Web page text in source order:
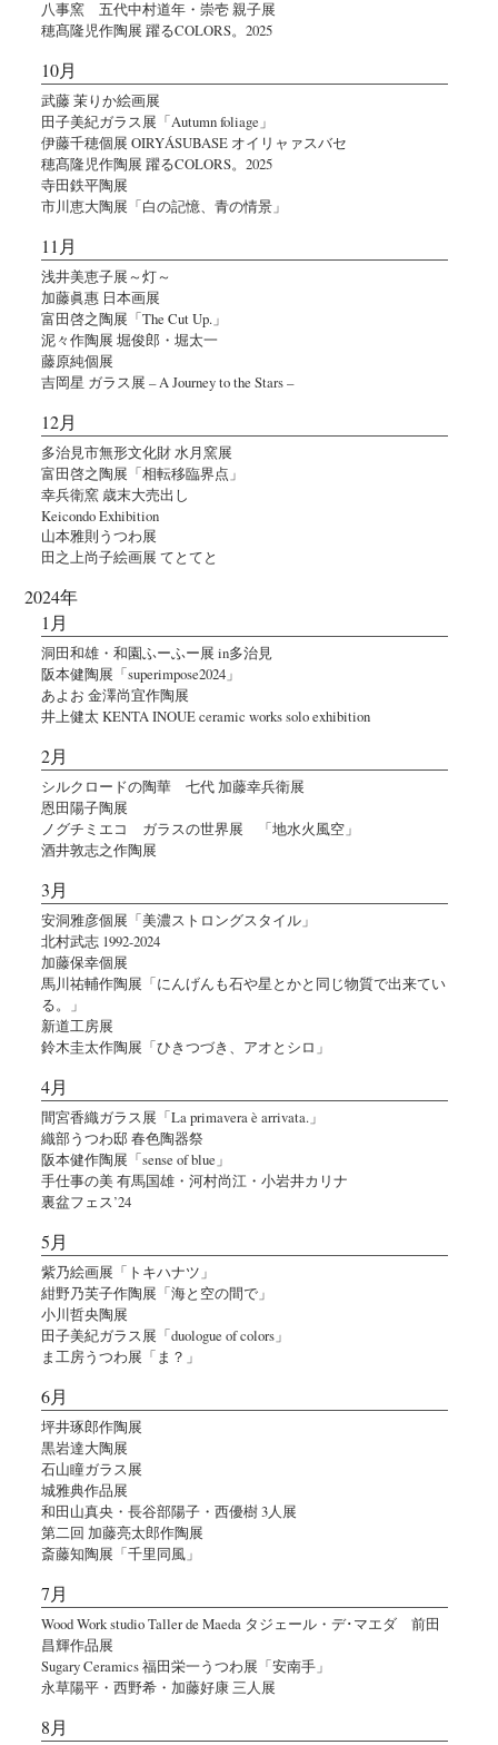
八事窯 五代中村道年・崇壱 親子展
穂髙隆児作陶展 躍るCOLORS。2025
10月
武藤 茉りか絵画展
田子美紀ガラス展「Autumn foliage」
伊藤千穂個展 OIRYÁSUBASE オイリャァスバセ
穂髙隆児作陶展 躍るCOLORS。2025
寺田鉄平陶展
市川恵大陶展「白の記憶、青の情景」
11月
浅井美恵子展～灯～
加藤眞惠 日本画展
富田啓之陶展「The Cut Up.」
泥々作陶展 堀俊郎・堀太一
藤原純個展
吉岡星 ガラス展 – A Journey to the Stars –
12月
多治見市無形文化財 水月窯展
富田啓之陶展「相転移臨界点」
幸兵衛窯 歳末大売出し
Keicondo Exhibition
山本雅則うつわ展
田之上尚子絵画展 てとてと
2024年
1月
洞田和雄・和園ふーふー展 in多治見
阪本健陶展「superimpose2024」
あよお 金澤尚宜作陶展
井上健太 KENTA INOUE ceramic works solo exhibition
2月
シルクロードの陶華 七代 加藤幸兵衛展
恩田陽子陶展
ノグチミエコ ガラスの世界展 「地水火風空」
酒井敦志之作陶展
3月
安洞雅彦個展「美濃ストロングスタイル」
北村武志 1992-2024
加藤保幸個展
馬川祐輔作陶展「にんげんも石や星とかと同じ物質で出来てい
る。」
新道工房展
鈴木圭太作陶展「ひきつづき、アオとシロ」
4月
間宮香織ガラス展「La primavera è arrivata.」
織部うつわ邸 春色陶器祭
阪本健作陶展「sense of blue」
手仕事の美 有馬国雄・河村尚江・小岩井カリナ
裏盆フェス’24
5月
紫乃絵画展「トキハナツ」
紺野乃芙子作陶展「海と空の間で」
小川哲央陶展
田子美紀ガラス展「duologue of colors」
ま工房うつわ展「ま？」
6月
坪井琢郎作陶展
黒岩達大陶展
石山瞳ガラス展
城雅典作品展
和田山真央・長谷部陽子・西優樹 3人展
第二回 加藤亮太郎作陶展
斎藤知陶展「千里同風」
7月
Wood Work studio Taller de Maeda タジェール・デ･マエダ 前田
昌輝作品展
Sugary Ceramics 福田栄一うつわ展「安南手」
永草陽平・西野希・加藤好康 三人展
8月